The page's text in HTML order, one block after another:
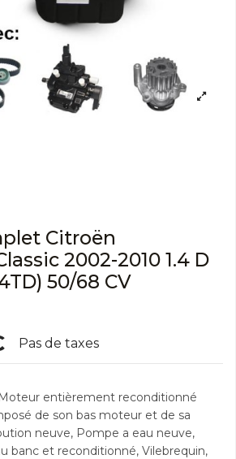
Citroën
2002-2010 1.4 D
50/68 CV
Pas de taxes
Moteur entièrement reconditionné
de son bas moteur et de sa
neuve, Pompe a eau neuve,
banc et reconditionné, Vilebrequin,